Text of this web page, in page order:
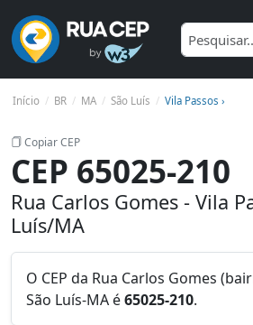
Início BR MA São Luís Vila Passos ›
Copiar CEP
CEP 65025-210
Rua Carlos Gomes - Vila
Luís/MA
O CEP da Rua Carlos Gomes
São Luís-MA é65025-210.